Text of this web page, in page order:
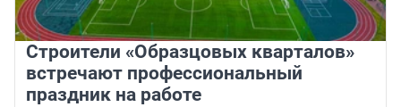
Строители «Образцовых кварталов»
встречают профессиональный
праздник на работе